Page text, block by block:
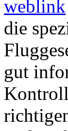
weblink
die
gut